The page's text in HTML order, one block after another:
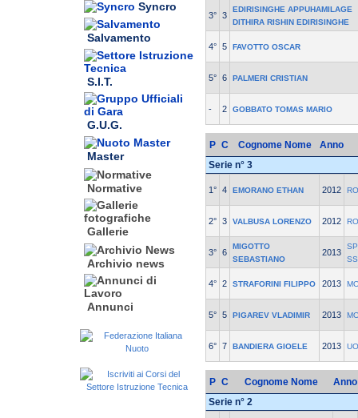
Syncro
Salvamento
S.I.T.
G.U.G.
Master
Normative
Gallerie
Archivio news
Annunci
3° 3
EDIRISINGHE APPUHAMILAGE
DITHIRA RISHIN EDIRISINGHE
4° 5 FAVOTTO OSCAR
5° 6 PALMERI CRISTIAN
- 2 GOBBATO TOMAS MARIO
P C Cognome Nome
Anno
Serie n° 3
1° 4 EMORANO ETHAN 2012
2° 3 VALBUSA LORENZO 2012
3° 6
MIGOTTO
SEBASTIANO
2013
4° 2 STRAFORINI FILIPPO 2013
5° 5 PIGAREV VLADIMIR 2013
6° 7 BANDIERA GIOELE 2013
P C Cognome Nome
Anno
Serie n° 2